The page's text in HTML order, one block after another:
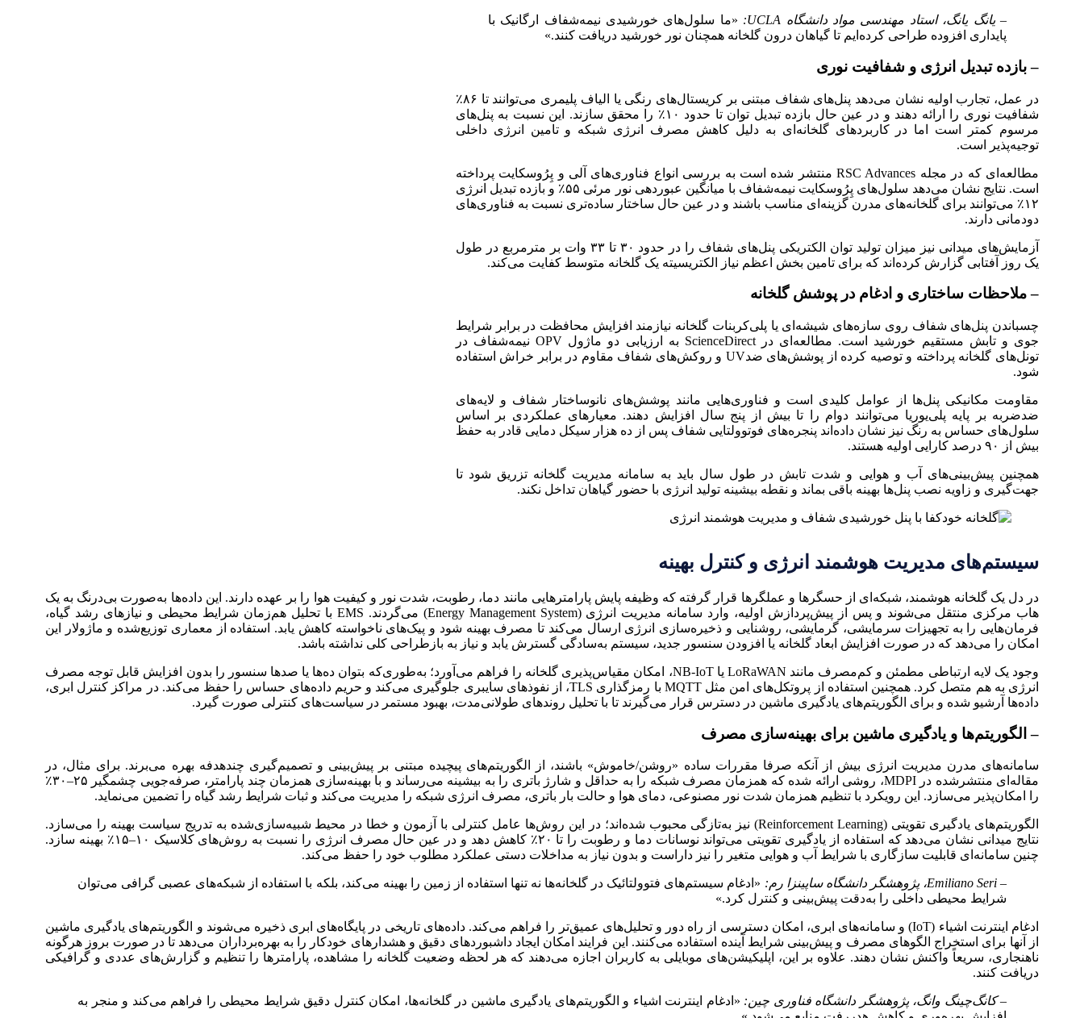
– یانگ یانگ، استاد مهندسی مواد دانشگاه UCLA:
«ما سلول‌های خورشیدی نیمه‌شفاف ارگانیک با
پایداری افزوده طراحی کرده‌ایم تا گیاهان درون گلخانه همچنان نور خورشید دریافت کنند.»
– بازده تبدیل انرژی و شفافیت نوری
در عمل، تجارب اولیه نشان می‌دهد پنل‌های شفاف مبتنی بر کریستال‌های رنگی یا الیاف پلیمری می‌توانند تا ۸۶٪
شفافیت نوری را ارائه دهند و در عین حال بازده تبدیل توان تا حدود ۱۰٪ را محقق سازند. این نسبت به پنل‌های
مرسوم کمتر است اما در کاربردهای گلخانه‌ای به دلیل کاهش مصرف انرژی شبکه و تامین انرژی داخلی
توجیه‌پذیر است.
مطالعه‌ای که در مجله RSC Advances منتشر شده است به بررسی انواع فناوری‌های آلی و پِرُوسکایت پرداخته
است. نتایج نشان می‌دهد سلول‌های پِرُوسکایت نیمه‌شفاف با میانگین عبوردهی نور مرئی ۵۵٪ و بازده تبدیل انرژی
۱۲٪ می‌توانند برای گلخانه‌های مدرن گزینه‌ای مناسب باشند و در عین حال ساختار ساده‌تری نسبت به فناوری‌های
دودمانی دارند.
آزمایش‌های میدانی نیز میزان تولید توان الکتریکی پنل‌های شفاف را در حدود ۳۰ تا ۳۳ وات بر مترمربع در طول
یک روز آفتابی گزارش کرده‌اند که برای تامین بخش اعظم نیاز الکتریسیته یک گلخانه متوسط کفایت می‌کند.
– ملاحظات ساختاری و ادغام در پوشش گلخانه
چسباندن پنل‌های شفاف روی سازه‌های شیشه‌ای یا پلی‌کربنات گلخانه نیازمند افزایش محافظت در برابر شرایط
جوی و تابش مستقیم خورشید است. مطالعه‌ای در ScienceDirect به ارزیابی دو ماژول OPV نیمه‌شفاف در
تونل‌های گلخانه پرداخته و توصیه کرده از پوشش‌های ضدUV و روکش‌های شفاف مقاوم در برابر خراش استفاده
شود.
مقاومت مکانیکی پنل‌ها از عوامل کلیدی است و فناوری‌هایی مانند پوشش‌های نانوساختار شفاف و لایه‌های
ضدضربه بر پایه پلی‌یوریا می‌توانند دوام را تا بیش از پنج سال افزایش دهند. معیارهای عملکردی بر اساس
سلول‌های حساس به رنگ نیز نشان داده‌اند پنجره‌های فوتوولتایی شفاف پس از ده هزار سیکل دمایی قادر به حفظ
بیش از ۹۰ درصد کارایی اولیه هستند.
همچنین پیش‌بینی‌های آب و هوایی و شدت تابش در طول سال باید به سامانه مدیریت گلخانه تزریق شود تا
جهت‌گیری و زاویه نصب پنل‌ها بهینه باقی بماند و نقطه بیشینه تولید انرژی با حضور گیاهان تداخل نکند.
سیستم‌های مدیریت هوشمند انرژی و کنترل بهینه
در دل یک گلخانه هوشمند، شبکه‌ای از حسگرها و عملگرها قرار گرفته که وظیفه پایش پارامترهایی مانند دما، رطوبت، شدت نور و کیفیت هوا را بر عهده دارند. این داده‌ها به‌صورت بی‌درنگ به یک
هاب مرکزی منتقل می‌شوند و پس از پیش‌پردازش اولیه، وارد سامانه مدیریت انرژی (Energy Management System) می‌گردند. EMS با تحلیل هم‌زمان شرایط محیطی و نیازهای رشد گیاه،
فرمان‌هایی را به تجهیزات سرمایشی، گرمایشی، روشنایی و ذخیره‌سازی انرژی ارسال می‌کند تا مصرف بهینه شود و پیک‌های ناخواسته کاهش یابد. استفاده از معماری توزیع‌شده و ماژولار این
امکان را می‌دهد که در صورت افزایش ابعاد گلخانه یا افزودن سنسور جدید، سیستم به‌سادگی گسترش یابد و نیاز به بازطراحی کلی نداشته باشد.
وجود یک لایه ارتباطی مطمئن و کم‌مصرف مانند LoRaWAN یا NB‑IoT، امکان مقیاس‌پذیری گلخانه را فراهم می‌آورد؛ به‌طوری‌که بتوان ده‌ها یا صدها سنسور را بدون افزایش قابل توجه مصرف
انرژی به هم متصل کرد. همچنین استفاده از پروتکل‌های امن مثل MQTT با رمزگذاری TLS، از نفوذهای سایبری جلوگیری می‌کند و حریم داده‌های حساس را حفظ می‌کند. در مراکز کنترل ابری،
داده‌ها آرشیو شده و برای الگوریتم‌های یادگیری ماشین در دسترس قرار می‌گیرند تا با تحلیل روندهای طولانی‌مدت، بهبود مستمر در سیاست‌های کنترلی صورت گیرد.
– الگوریتم‌ها و یادگیری ماشین برای بهینه‌سازی مصرف
سامانه‌های مدرن مدیریت انرژی بیش از آنکه صرفا مقررات ساده «روشن/خاموش» باشند، از الگوریتم‌های پیچیده مبتنی بر پیش‌بینی و تصمیم‌گیری چندهدفه بهره می‌برند. برای مثال، در
مقاله‌ای منتشرشده در MDPI، روشی ارائه شده که همزمان مصرف شبکه را به حداقل و شارژ باتری را به بیشینه می‌رساند و با بهینه‌سازی همزمان چند پارامتر، صرفه‌جویی چشمگیر ۲۵–۳۰٪
را امکان‌پذیر می‌سازد. این رویکرد با تنظیم همزمان شدت نور مصنوعی، دمای هوا و حالت بار باتری، مصرف انرژی شبکه را مدیریت می‌کند و ثبات شرایط رشد گیاه را تضمین می‌نماید.
الگوریتم‌های یادگیری تقویتی (Reinforcement Learning) نیز به‌تازگی محبوب شده‌اند؛ در این روش‌ها عامل کنترلی با آزمون و خطا در محیط شبیه‌سازی‌شده به تدریج سیاست بهینه را می‌سازد.
نتایج میدانی نشان می‌دهد که استفاده از یادگیری تقویتی می‌تواند نوسانات دما و رطوبت را تا ۲۰٪ کاهش دهد و در عین حال مصرف انرژی را نسبت به روش‌های کلاسیک ۱۰–۱۵٪ بهینه سازد.
چنین سامانه‌ای قابلیت سازگاری با شرایط آب و هوایی متغیر را نیز داراست و بدون نیاز به مداخلات دستی عملکرد مطلوب خود را حفظ می‌کند.
– Emiliano Seri، پژوهشگر دانشگاه ساپینزا رم:
«ادغام سیستم‌های فتوولتائیک در گلخانه‌ها نه تنها استفاده از زمین را بهینه می‌کند، بلکه با استفاده از شبکه‌های عصبی گرافی می‌توان
شرایط محیطی داخلی را به‌دقت پیش‌بینی و کنترل کرد.»
ادغام اینترنت اشیاء (IoT) و سامانه‌های ابری، امکان دسترسی از راه دور و تحلیل‌های عمیق‌تر را فراهم می‌کند. داده‌های تاریخی در پایگاه‌های ابری ذخیره می‌شوند و الگوریتم‌های یادگیری ماشین
از آنها برای استخراج الگوهای مصرف و پیش‌بینی شرایط آینده استفاده می‌کنند. این فرایند امکان ایجاد داشبوردهای دقیق و هشدارهای خودکار را به بهره‌برداران می‌دهد تا در صورت بروز هرگونه
ناهنجاری، سریعاً واکنش نشان دهند. علاوه بر این، اپلیکیشن‌های موبایلی به کاربران اجازه می‌دهند که هر لحظه وضعیت گلخانه را مشاهده، پارامترها را تنظیم و گزارش‌های عددی و گرافیکی
دریافت کنند.
– کانگ‌چینگ وانگ، پژوهشگر دانشگاه فناوری چین: «ادغام اینترنت اشیاء و الگوریتم‌های یادگیری ماشین در گلخانه‌ها، امکان کنترل دقیق شرایط محیطی را فراهم می‌کند و منجر به